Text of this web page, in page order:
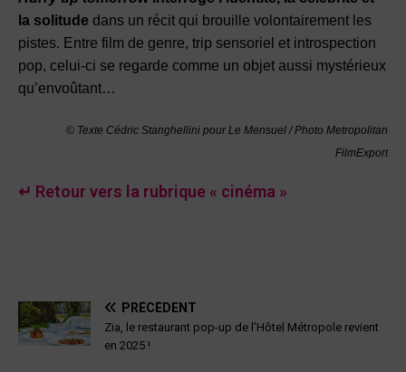
la solitude dans un récit qui brouille volontairement les
pistes. Entre film de genre, trip sensoriel et introspection
pop, celui-ci se regarde comme un objet aussi mystérieux
qu’envoûtant…
© Texte Cédric Stanghellini pour Le Mensuel / Photo Metropolitan
FilmExport
↵ Retour vers la rubrique « cinéma »
PRÉCÉDENT
Zia, le restaurant pop-up de l’Hôtel Métropole revient
en 2025 !